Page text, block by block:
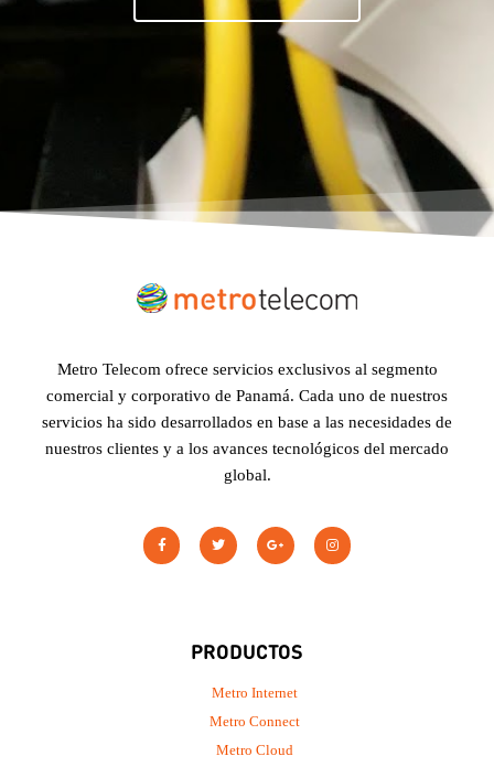
Metro Telecom ofrece servicios exclusivos al segmento
comercial y corporativo de Panamá. Cada uno de nuestros
servicios ha sido desarrollados en base a las necesidades de
nuestros clientes y a los avances tecnológicos del mercado
global.
PRODUCTOS
Metro Internet
Metro Connect
Metro Cloud